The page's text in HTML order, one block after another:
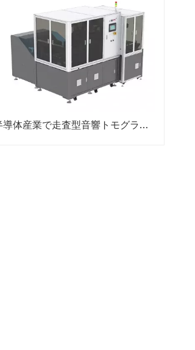
半導体産業で走査型音響トモグラフィーを使用するにはどうすればよいですか?